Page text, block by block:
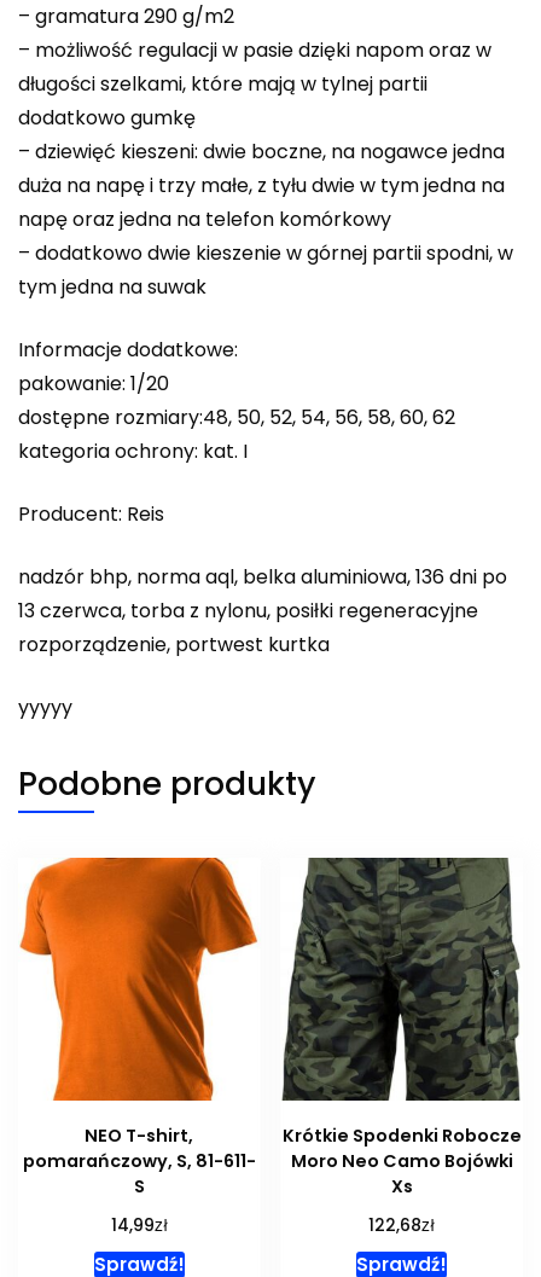
– gramatura 290 g/m2
– możliwość regulacji w pasie dzięki napom oraz w
długości szelkami, które mają w tylnej partii
dodatkowo gumkę
– dziewięć kieszeni: dwie boczne, na nogawce jedna
duża na napę i trzy małe, z tyłu dwie w tym jedna na
napę oraz jedna na telefon komórkowy
– dodatkowo dwie kieszenie w górnej partii spodni, w
tym jedna na suwak
Informacje dodatkowe:
pakowanie: 1/20
dostępne rozmiary:48, 50, 52, 54, 56, 58, 60, 62
kategoria ochrony: kat. I
Producent: Reis
nadzór bhp, norma aql, belka aluminiowa, 136 dni po
13 czerwca, torba z nylonu, posiłki regeneracyjne
rozporządzenie, portwest kurtka
yyyyy
Podobne produkty
NEO T-shirt,
pomarańczowy, S, 81-611-
S
14,99zł
Sprawdź!
Krótkie Spodenki Robocze
Moro Neo Camo Bojówki
Xs
122,68zł
Sprawdź!